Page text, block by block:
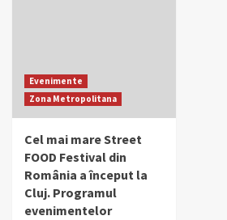
Evenimente
Zona Metropolitana
Cel mai mare Street
FOOD Festival din
România a început la
Cluj. Programul
evenimentelor